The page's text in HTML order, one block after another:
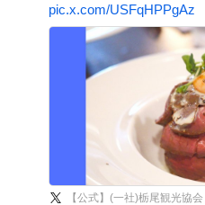
pic.x.com/USFqHPPgAz
【公式】(一社)栃尾観光協会